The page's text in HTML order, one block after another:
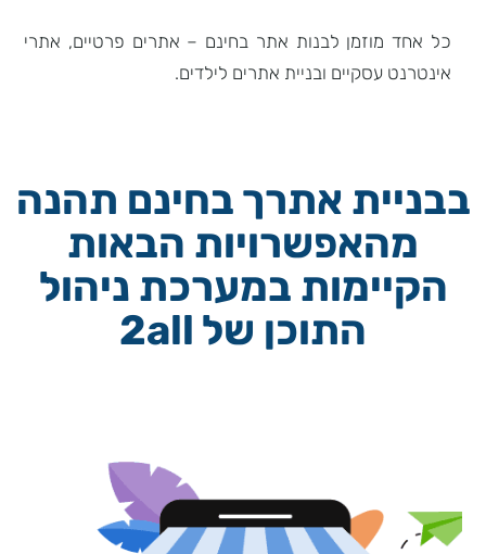
כל אחד מוזמן לבנות אתר בחינם – אתרים פרטיים, אתרי
אינטרנט עסקיים ובניית אתרים לילדים.
בבניית אתרך בחינם תהנה
מהאפשרויות הבאות
הקיימות במערכת ניהול
התוכן של 2all